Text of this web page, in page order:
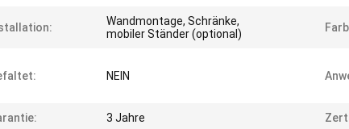
Wandmontage, Schränke,
mobiler Ständer (optional)
NEIN
3 Jahre